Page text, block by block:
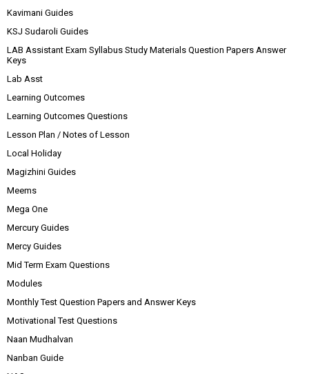
Kavimani Guides
KSJ Sudaroli Guides
LAB Assistant Exam Syllabus Study Materials Question Papers Answer
Keys
Lab Asst
Learning Outcomes
Learning Outcomes Questions
Lesson Plan / Notes of Lesson
Local Holiday
Magizhini Guides
Meems
Mega One
Mercury Guides
Mercy Guides
Mid Term Exam Questions
Modules
Monthly Test Question Papers and Answer Keys
Motivational Test Questions
Naan Mudhalvan
Nanban Guide